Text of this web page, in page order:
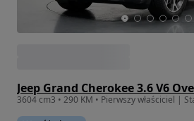
Jeep Grand Cherokee 3.6 V6